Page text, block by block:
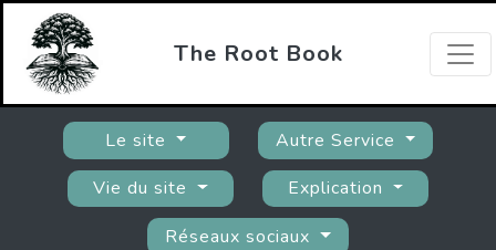
The Root Book
Le site
Autre Service
Vie du site
Explication
Réseaux sociaux